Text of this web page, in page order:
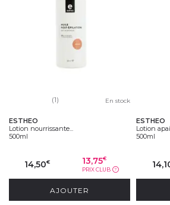
(1) En stock
ESTHEO
Lotion nourrissante...
500ml
14,50€ 13,75€
PRIX CLUB ?
AJOUTER
ESTHEO
Lotion
500ml